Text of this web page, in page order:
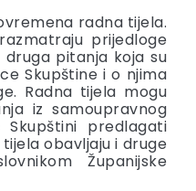
radna tijela.
prijedloge
pitanja koja su
Skupštine i o njima
Radna tijela mogu
iz samoupravnog
predlagati
obavljaju i druge
Županijske